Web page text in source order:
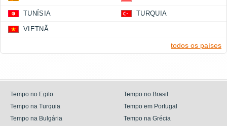
TUNÍSIA TURQUIA
VIETNÃ
todos os países
Tempo no Egito
Tempo no Brasil
Tempo na Turquia
Tempo em Portugal
Tempo na Bulgária
Tempo na Grécia